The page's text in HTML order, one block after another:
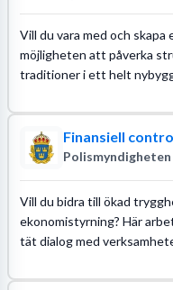
Vill du vara med och skapa
möjligheten att påverka
traditioner i ett helt
Finansiell
Polismyndigheten
Vill du bidra till ökad
ekonomistyrning? Här
tät dialog med